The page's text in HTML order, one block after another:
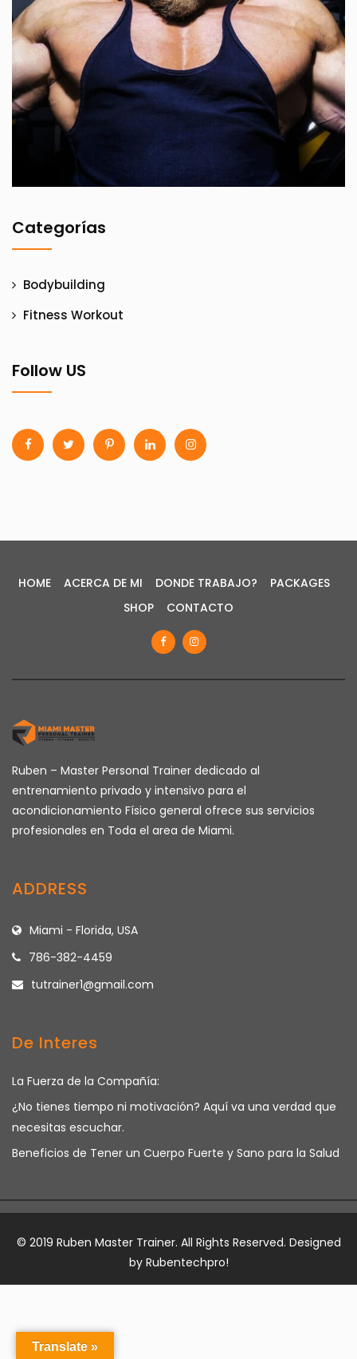
Categorías
Bodybuilding
Fitness Workout
Follow US
HOME ACERCA DE MI DONDE TRABAJO?
PACKAGES
SHOP
CONTACTO
Ruben – Master Personal Trainer dedicado al
entrenamiento privado y intensivo para el
acondicionamiento Físico general ofrece sus servicios
profesionales en Toda el area de Miami.
ADDRESS
Miami - Florida, USA
786-382-4459
tutrainer1@gmail.com
De Interes
La Fuerza de la Compañía:
¿No tienes tiempo ni motivación? Aquí va una verdad que
necesitas escuchar.
Beneficios de Tener un Cuerpo Fuerte y Sano para la Salud
© 2019 Ruben Master Trainer. All Rights Reserved. Designed
by Rubentechpro!
Translate »